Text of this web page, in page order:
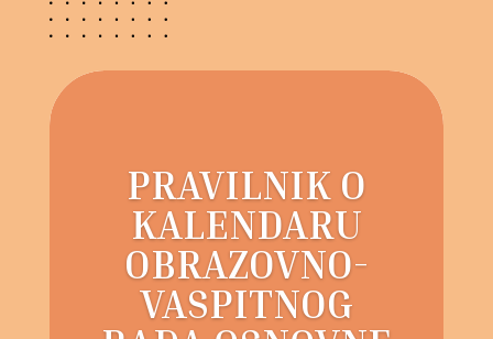
PRAVILNIK O
KALENDARU
OBRAZOVNO-
VASPITNOG